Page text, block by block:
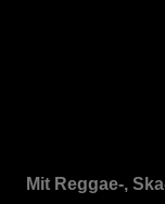
Mit Reggae-,